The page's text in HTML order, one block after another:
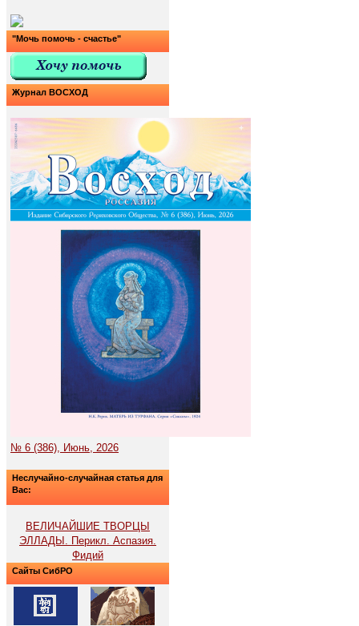
"Мочь помочь - счастье"
Журнал ВОСХОД
№ 6 (386), Июнь, 2026
Неслучайно-случайная статья для
Вас:
ВЕЛИЧАЙШИЕ ТВОРЦЫ
ЭЛЛАДЫ. Перикл. Аспазия.
Фидий
Сайты СибРО